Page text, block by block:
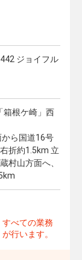
ジョイフル
箱根ケ崎」西
から国道16号
折約1.5km 立
村山方面へ、
べての業務
行います。